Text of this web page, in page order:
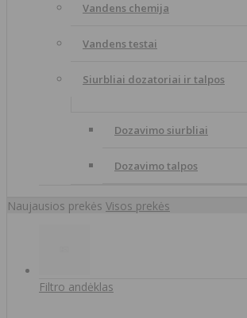
Vandens chemija
Vandens testai
Siurbliai dozatoriai ir talpos
Dozavimo siurbliai
Dozavimo talpos
Naujausios prekės Visos prekės
Filtro andėklas